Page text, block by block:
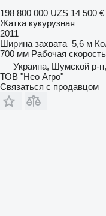
198 800 000 UZS 14 500 €
Жатка кукурузная
2011
Ширина захвата 5,6 м
700 мм Рабочая скорость
Украина, Шумской р-
ТОВ "Нео Агро"
Связаться с продавцом